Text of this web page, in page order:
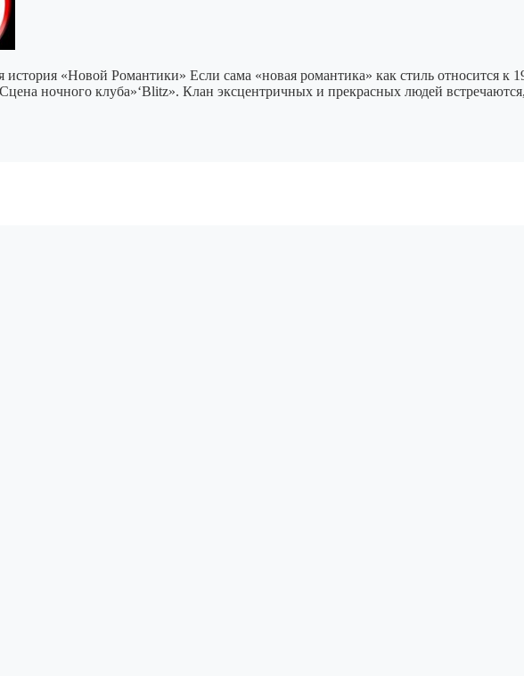
«Новой Романтики» Если сама «новая романтика» как стиль относится к
ночного клуба»‘Blitz». Клан эксцентричных и прекрасных людей